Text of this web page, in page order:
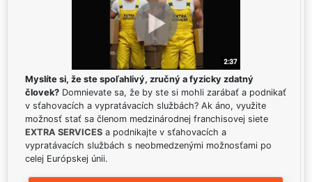
Myslíte si, že ste spoľahlivý, zručný a fyzicky zdatný
človek? Domnievate sa, že by ste si mohli zarábať a podnikať
v sťahovacích a vypratávacích službách? Ak áno, využite
možnosť stať sa členom medzinárodnej franchisovej siete
EXTRA SERVICES a podnikajte v sťahovacích a
vypratávacích službách s neobmedzenými možnosťami po
celej Európskej únii.